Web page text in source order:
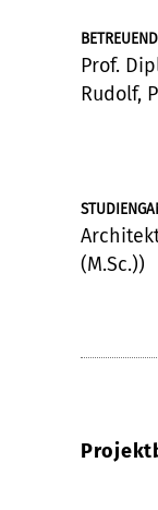
Prof.
Rudolf,
(M.Sc.))